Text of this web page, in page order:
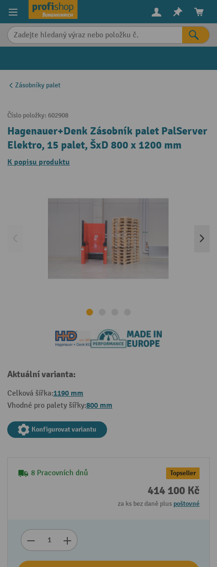
content
Zásobníky palet
Číslo položky: 602908
Hagenauer+Denk Zásobník palet PalServer
Elektro, 15 palet, ŠxD 800 x 1200 mm
K popisu produktu
Aktuální varianta:
Celková šířka:1190 mm
Vhodné pro palety šířky:800 mm
Konfigurovat variantu
8 Pracovních dnů Topseller
414 100 Kč
za ks bez daně plus poštovné